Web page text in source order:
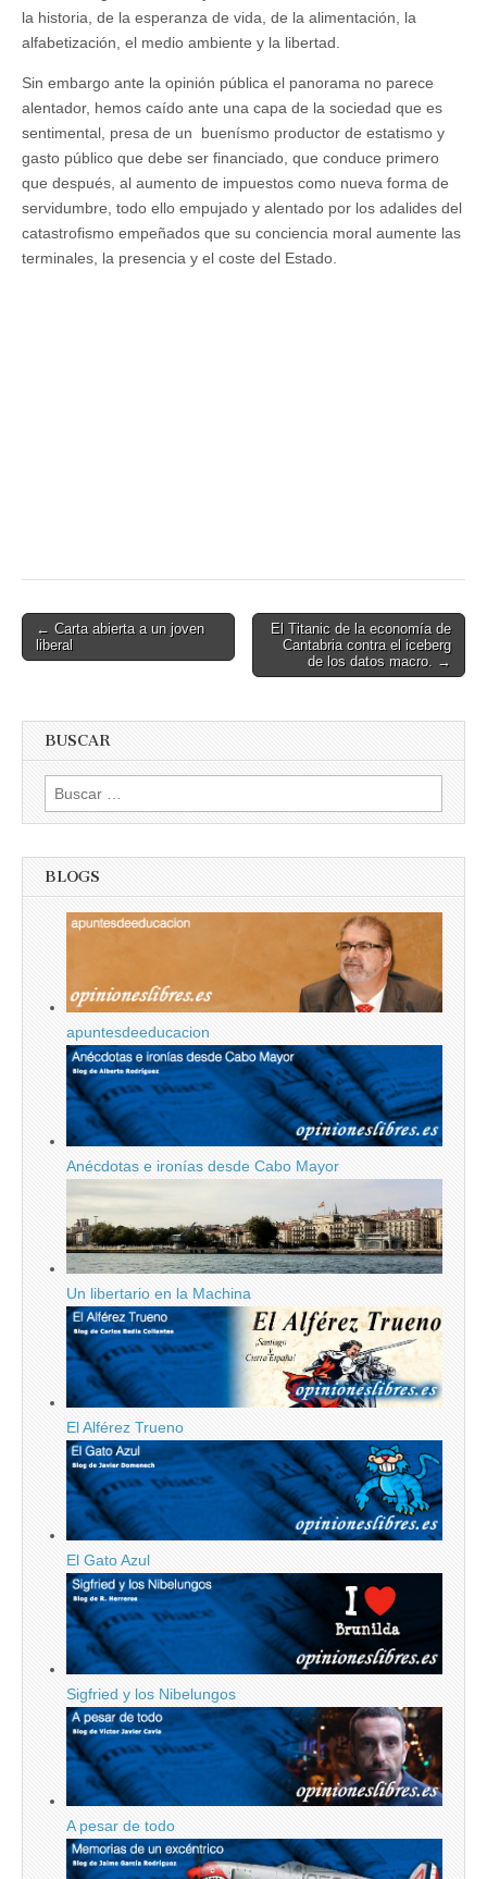
la historia, de la esperanza de vida, de la alimentación, la
alfabetización, el medio ambiente y la libertad.
Sin embargo ante la opinión pública el panorama no parece
alentador, hemos caído ante una capa de la sociedad que es
sentimental, presa de un buenísmo productor de estatismo y
gasto público que debe ser financiado, que conduce primero
que después, al aumento de impuestos como nueva forma de
servidumbre, todo ello empujado y alentado por los adalides del
catastrofismo empeñados que su conciencia moral aumente las
terminales, la presencia y el coste del Estado.
Post
navigation
← Carta abierta a un joven
liberal
El Titanic de la economía de
Cantabria contra el iceberg
de los datos macro. →
BUSCAR
Buscar:
BLOGS
apuntesdeeducacion
Anécdotas e ironías desde Cabo Mayor
Un libertario en la Machina
El Alférez Trueno
El Gato Azul
Sigfried y los Nibelungos
A pesar de todo